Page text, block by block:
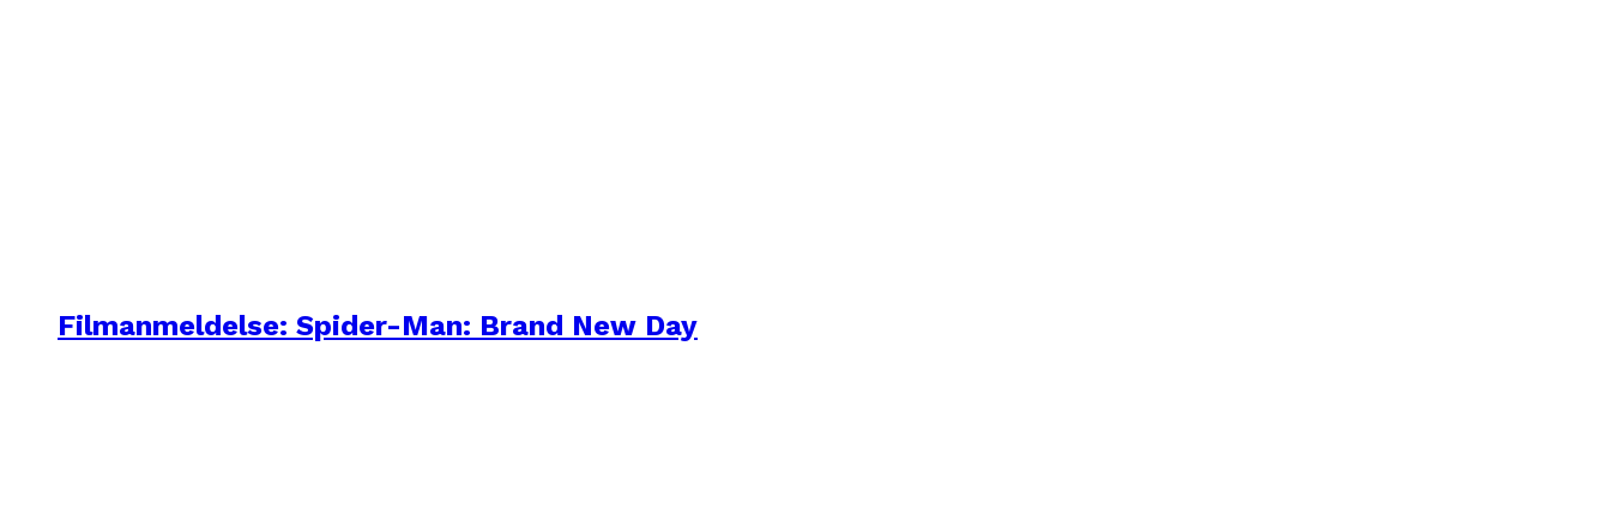
Filmanmeldelse: Spider-Man: Brand New Day